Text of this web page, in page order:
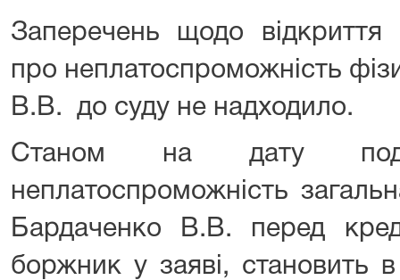
Заперечень щодо
про неплатоспроможність
В.В. до суду не надходило.
Станом на дату
неплатоспроможність
Бардаченко В.В. перед
боржник у заяві, становить